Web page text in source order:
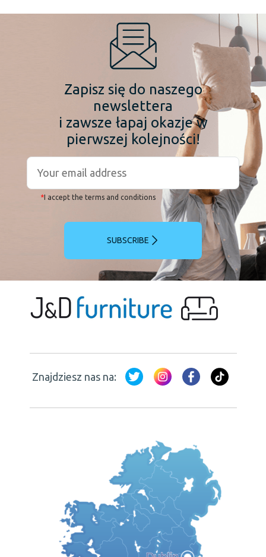
Zapisz się do naszego
newslettera
i zawsze łapaj okazje w
pierwszej kolejności!
*I accept the terms and conditions
SUBSCRIBE
Znajdziesz nas na: